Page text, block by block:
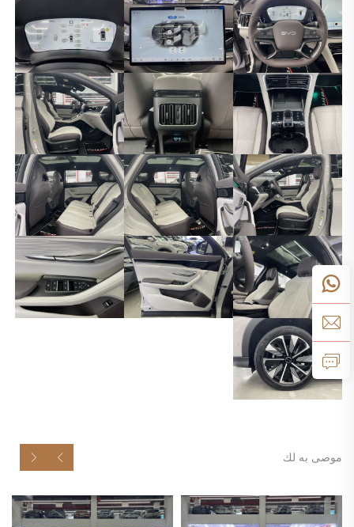
موصى به لك